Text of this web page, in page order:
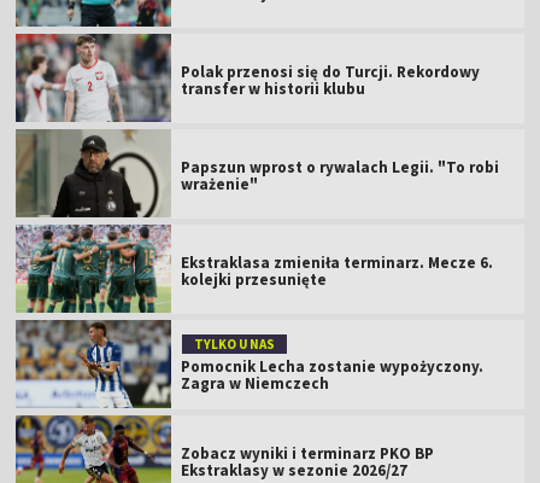
Polak przenosi się do Turcji. Rekordowy
transfer w historii klubu
Papszun wprost o rywalach Legii. "To robi
wrażenie"
Ekstraklasa zmieniła terminarz. Mecze 6.
kolejki przesunięte
TYLKO U NAS
Pomocnik Lecha zostanie wypożyczony.
Zagra w Niemczech
Zobacz wyniki i terminarz PKO BP
Ekstraklasy w sezonie 2026/27